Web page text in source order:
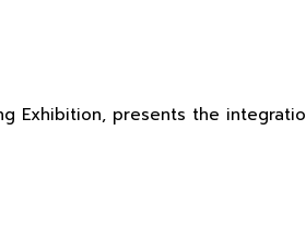
Exhibition, presents the